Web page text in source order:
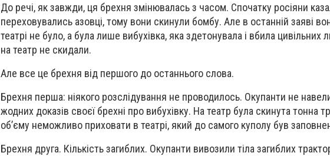
До речі, як завжди, ця брехня змінювалась з часом. Спочатку росіяни
переховувались азовці, тому вони скинули бомбу. Але в останній заяві
театрі не було, а була лише вибухівка, яка здетонувала і вбила цивільних
на театр не скидали.
Але все це брехня від першого до останнього слова.
Брехня перша: ніякого розслідування не проводилось. Окупанти не
жодних доказів своєї брехні про вибухівку. На театр була скинута тонна
об’єму неможливо приховати в театрі, який до самого куполу був
Брехня друга. Кількість загиблих. Окупанти вивозили тіла загиблих